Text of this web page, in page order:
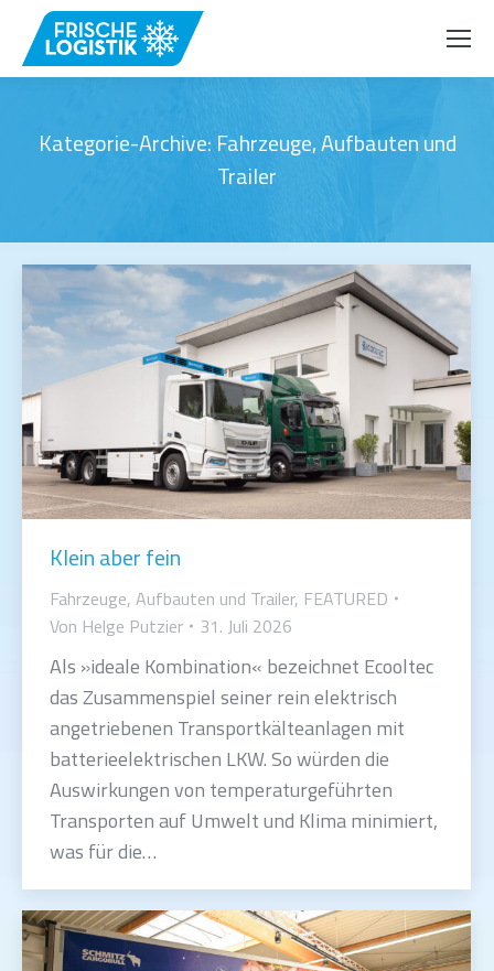
Kategorie-Archive: Fahrzeuge, Aufbauten und
Trailer
Klein aber fein
Fahrzeuge, Aufbauten und Trailer, FEATURED
Von Helge Putzier 31. Juli 2026
Als »ideale Kombination« bezeichnet Ecooltec
das Zusammenspiel seiner rein elektrisch
angetriebenen Transportkälteanlagen mit
batterieelektrischen LKW. So würden die
Auswirkungen von temperaturgeführten
Transporten auf Umwelt und Klima minimiert,
was für die…